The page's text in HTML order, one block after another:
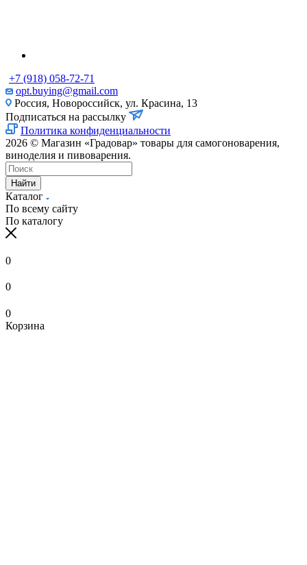
+7 (918) 058-72-71
opt.buying@gmail.com
Россия, Новороссийск, ул. Красина, 13
Подписаться на рассылку
Политика конфиденциальности
2026 © Магазин «Градовар» товары для самогоноварения,
виноделия и пивоварения.
Найти
Каталог
По всему сайту
По каталогу
0
0
0
Корзина